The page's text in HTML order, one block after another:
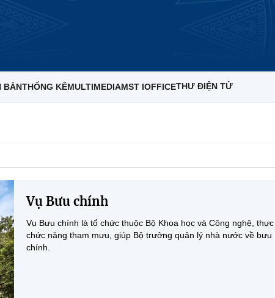
BẢNTHỐNG KÊMULTIMEDIAMST IOFFICETHƯ ĐIỆN TỬ
Vụ Bưu chính
Vụ Bưu chính là tổ chức thuộc Bộ Khoa học và Công nghệ, thực
chức năng tham mưu, giúp Bộ trưởng quản lý nhà nước về bưu
chính.